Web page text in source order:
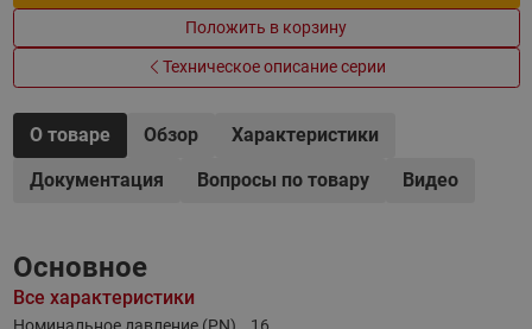
Положить в корзину
Техническое описание серии
О товаре Обзор
Характеристики
Документация
Вопросы по товару Видео
Основное
Все характеристики
Номинальное давление (PN),
16